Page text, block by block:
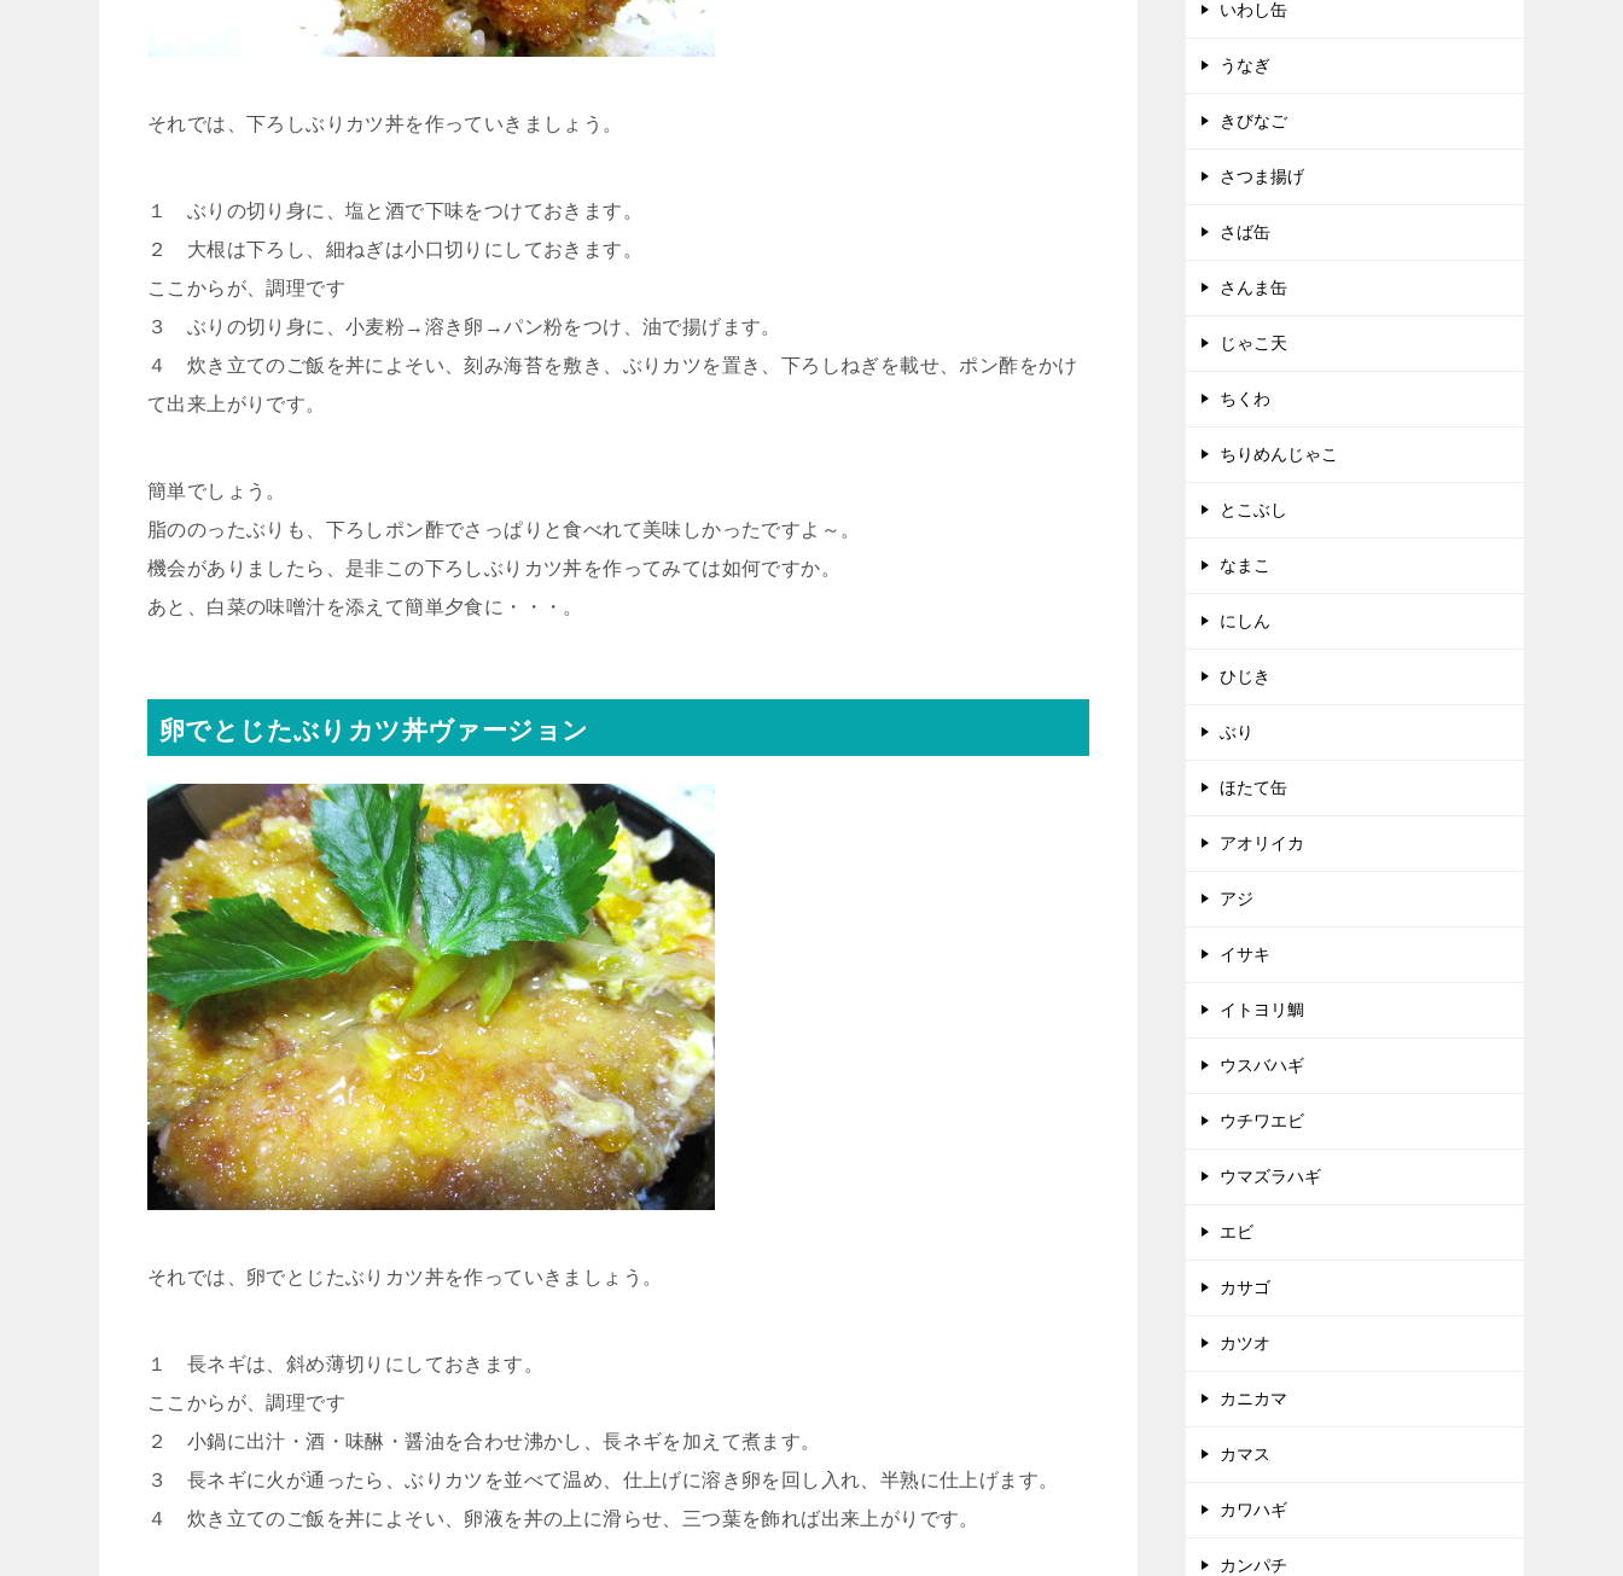
それでは、下ろしぶりカツ丼を作っていきましょう。
１ ぶりの切り身に、塩と酒で下味をつけておきます。
２ 大根は下ろし、細ねぎは小口切りにしておきます。
ここからが、調理です
３ ぶりの切り身に、小麦粉→溶き卵→パン粉をつけ、油で揚げます。
４ 炊き立てのご飯を丼によそい、刻み海苔を敷き、ぶりカツを置き、下ろしねぎを載せ、ポン酢をかけ
て出来上がりです。
簡単でしょう。
脂ののったぶりも、下ろしポン酢でさっぱりと食べれて美味しかったですよ～。
機会がありましたら、是非この下ろしぶりカツ丼を作ってみては如何ですか。
あと、白菜の味噌汁を添えて簡単夕食に・・・。
卵でとじたぶりカツ丼ヴァージョン
それでは、卵でとじたぶりカツ丼を作っていきましょう。
１ 長ネギは、斜め薄切りにしておきます。
ここからが、調理です
２ 小鍋に出汁・酒・味醂・醤油を合わせ沸かし、長ネギを加えて煮ます。
３ 長ネギに火が通ったら、ぶりカツを並べて温め、仕上げに溶き卵を回し入れ、半熟に仕上げます。
４ 炊き立てのご飯を丼によそい、卵液を丼の上に滑らせ、三つ葉を飾れば出来上がりです。
いわし缶
うなぎ
きびなご
さつま揚げ
さば缶
さんま缶
じゃこ天
ちくわ
ちりめんじゃこ
とこぶし
なまこ
にしん
ひじき
ぶり
ほたて缶
アオリイカ
アジ
イサキ
イトヨリ鯛
ウスバハギ
ウチワエビ
ウマズラハギ
エビ
カサゴ
カツオ
カニカマ
カマス
カワハギ
カンパチ